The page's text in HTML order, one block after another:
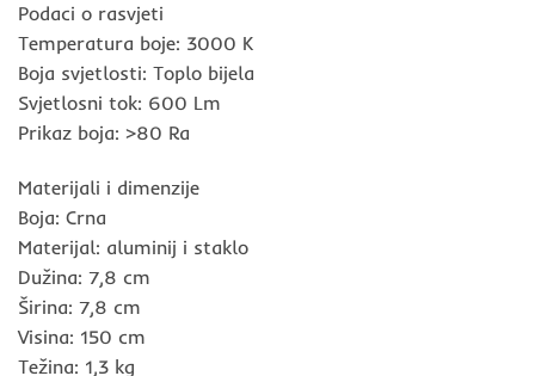
Podaci o rasvjeti
Temperatura boje: 3000 K
Boja svjetlosti: Toplo bijela
Svjetlosni tok: 600 Lm
Prikaz boja: >80 Ra
Materijali i dimenzije
Boja: Crna
Materijal: aluminij i staklo
Dužina: 7,8 cm
Širina: 7,8 cm
Visina: 150 cm
Težina: 1,3 kg